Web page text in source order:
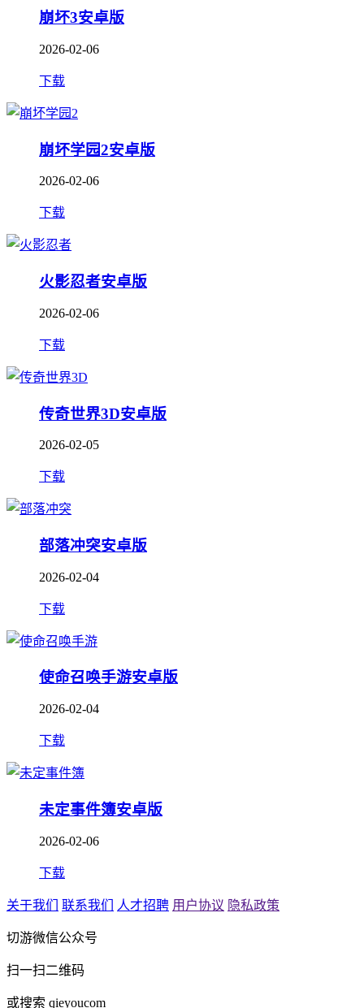
崩坏3安卓版
2026-02-06
下载
崩坏学园2安卓版
2026-02-06
下载
火影忍者安卓版
2026-02-06
下载
传奇世界3D安卓版
2026-02-05
下载
部落冲突安卓版
2026-02-04
下载
使命召唤手游安卓版
2026-02-04
下载
未定事件簿安卓版
2026-02-06
下载
关于我们 联系我们 人才招聘 用户协议 隐私政策
切游微信公众号
扫一扫二维码
或搜索 qieyoucom